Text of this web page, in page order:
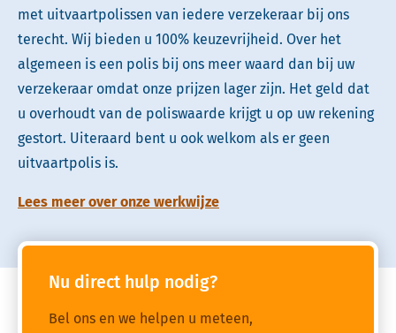
met uitvaartpolissen van iedere verzekeraar bij ons
terecht. Wij bieden u 100% keuzevrijheid. Over het
algemeen is een polis bij ons meer waard dan bij uw
verzekeraar omdat onze prijzen lager zijn. Het geld dat
u overhoudt van de poliswaarde krijgt u op uw rekening
gestort. Uiteraard bent u ook welkom als er geen
uitvaartpolis is.
Lees meer over onze werkwijze
Nu direct hulp nodig?
Bel ons en we helpen u meteen,